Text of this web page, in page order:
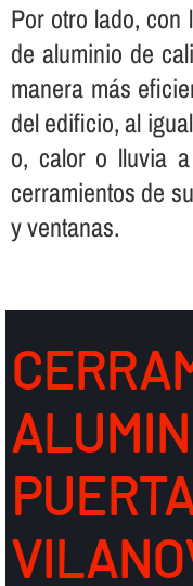
Por otro lado, con
de aluminio de
manera más
del edificio, al
o, calor o lluvia
cerramientos de
y ventanas.